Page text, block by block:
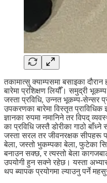
तकामात्सु क्याम्पसमा बसाइका
बारेमा प्रशिक्षण लियौँ। समुद्री
जस्ता प्रविधि, उन्नत भूकम्प-सेन्सर
उपकरणका बारेमा विस्तृत प्राविधिक
ज्ञानका रुपमा नमानिने तर विपद्
का प्रविधि जस्तै डोरीका गाठो
जस्ता सरल तर जीवनरक्षक सीपहरू
बेला, जस्तो भुकम्पका बेला, फुटेका
बनाउन सक्छ, र त्यस्तो बेला
उपयोगी हुन सक्ने रहेछ। यस्ता
थप ब्यापक प्रयोगमा ल्याउनु पर्ने